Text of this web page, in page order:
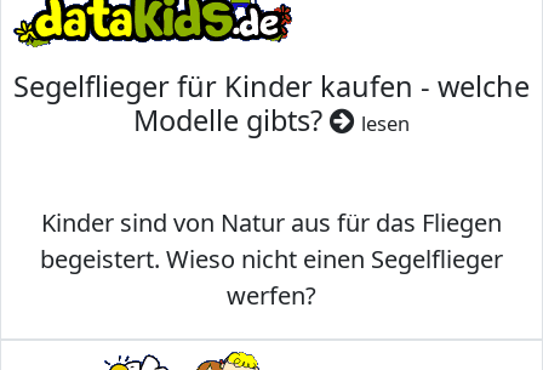
Segelflieger für Kinder kaufen - welche
Modelle gibts?
lesen
Kinder sind von Natur aus für das Fliegen
begeistert. Wieso nicht einen Segelflieger
werfen?